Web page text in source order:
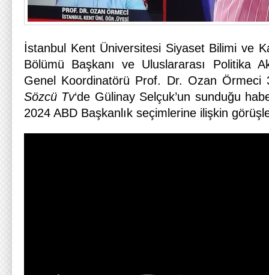
İstanbul Kent Üniversitesi Siyaset Bilimi ve
Bölümü Başkanı ve Uluslararası Politika
Genel Koordinatörü Prof. Dr. Ozan Örmeci
Sözcü Tv‘de Gülinay Selçuk’un sunduğu
2024 ABD Başkanlık seçimlerine ilişkin